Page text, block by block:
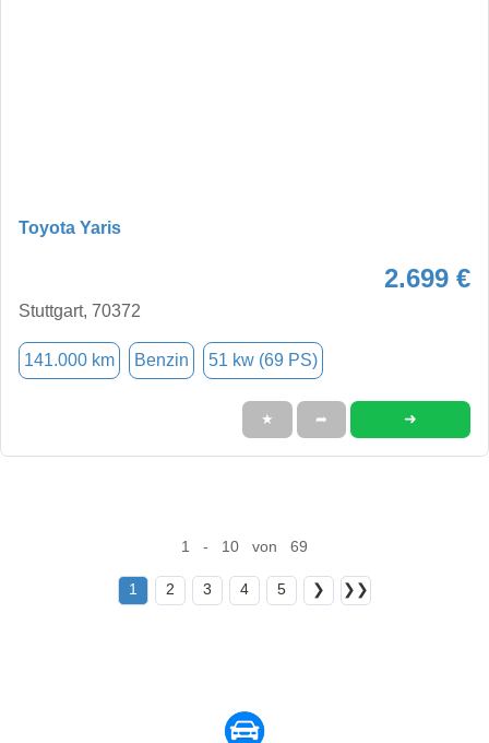
Toyota Yaris
2.699 €
Stuttgart, 70372
141.000 km Benzin 51 kw (69 PS)
★ ➦ ➜
1 - 10 von 69
1 2 3 4 5 ❯ ❯❯